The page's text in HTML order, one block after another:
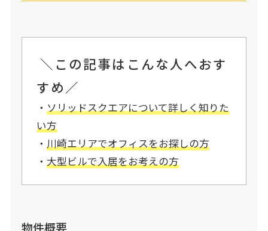
＼この記事はこんな人へおす
すめ／
・ ソリッドスクエアについて詳しく知りた
い方
・ 川崎エリアでオフィスをお探しの方
・ 大型ビルで入居をお考えの方
物件概要